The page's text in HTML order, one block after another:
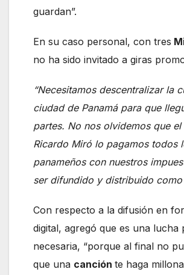
guardan”.
En su caso personal, con tres
no ha sido invitado a giras
“Necesitamos descentralizar la
ciudad de Panamá para que
partes. No nos olvidemos que el
Ricardo Miró lo pagamos todos
panameños con nuestros
ser difundido y distribuido como
Con respecto a la difusión en
digital, agregó que es una lucha
necesaria, “porque al final no
que una canción te haga